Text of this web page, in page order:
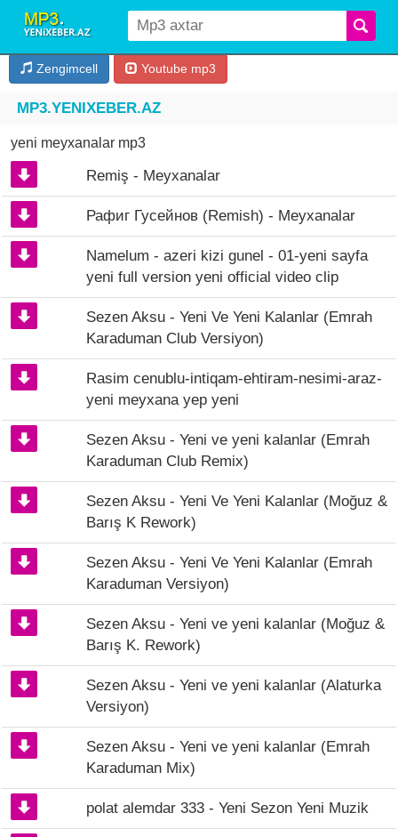
Zengimcell Youtube mp3
MP3.YENIXEBER.AZ
yeni meyxanalar mp3
Remiş - Meyxanalar
Рафиг Гусейнов (Remish) - Meyxanalar
Namelum - azeri kizi gunel - 01-yeni sayfa
yeni full version yeni official video clip
Sezen Aksu - Yeni Ve Yeni Kalanlar (Emrah
Karaduman Club Versiyon)
Rasim cenublu-intiqam-ehtiram-nesimi-araz-
yeni meyxana yep yeni
Sezen Aksu - Yeni ve yeni kalanlar (Emrah
Karaduman Club Remix)
Sezen Aksu - Yeni Ve Yeni Kalanlar (Moğuz &
Barış K Rework)
Sezen Aksu - Yeni Ve Yeni Kalanlar (Emrah
Karaduman Versiyon)
Sezen Aksu - Yeni ve yeni kalanlar (Moğuz &
Barış K. Rework)
Sezen Aksu - Yeni ve yeni kalanlar (Alaturka
Versiyon)
Sezen Aksu - Yeni ve yeni kalanlar (Emrah
Karaduman Mix)
polat alemdar 333 - Yeni Sezon Yeni Muzik